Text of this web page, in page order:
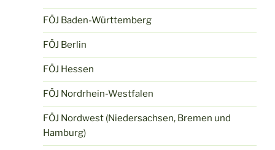
FÖJ Baden-Württemberg
FÖJ Berlin
FÖJ Hessen
FÖJ Nordrhein-Westfalen
FÖJ Nordwest (Niedersachsen, Bremen und
Hamburg)